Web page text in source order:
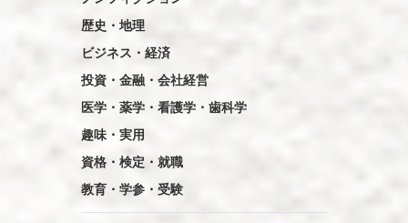
歴史・地理
ビジネス・経済
投資・金融・会社経営
医学・薬学・看護学・歯科学
趣味・実用
資格・検定・就職
教育・学参・受験